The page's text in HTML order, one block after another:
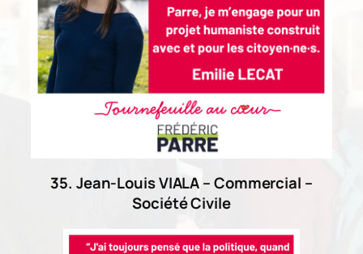
35. Jean-Louis VIALA – Commercial –
Société Civile